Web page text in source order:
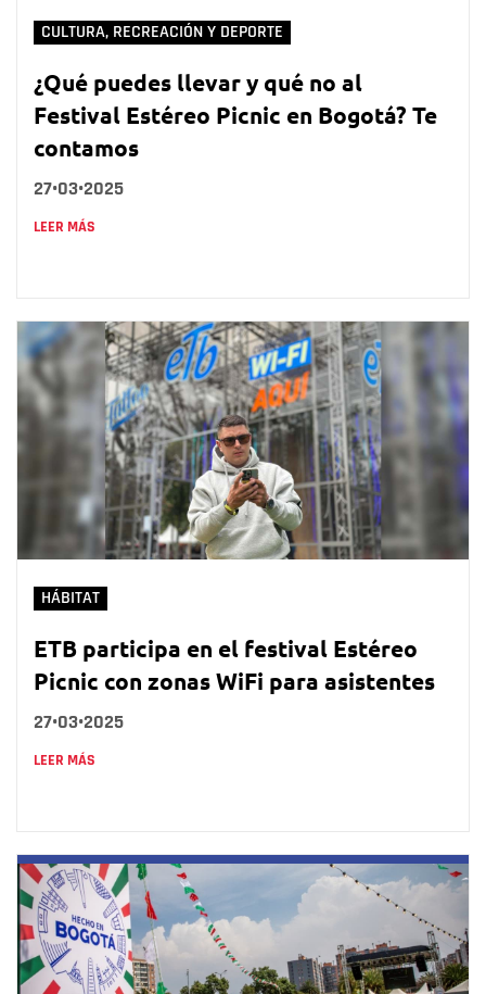
CULTURA, RECREACIÓN Y DEPORTE
¿Qué puedes llevar y qué no al
Festival Estéreo Picnic en Bogotá? Te
contamos
27•03•2025
LEER MÁS
HÁBITAT
ETB participa en el festival Estéreo
Picnic con zonas WiFi para asistentes
27•03•2025
LEER MÁS